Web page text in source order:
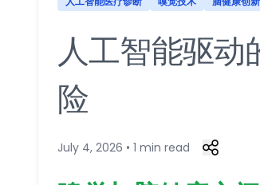
人工智能驱
险
July 4, 2026 • 1 min read